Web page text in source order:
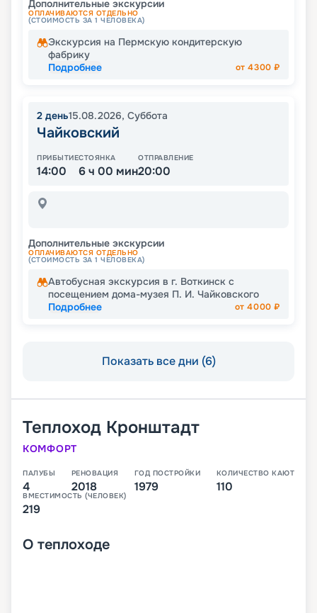
Дополнительные экскурсии
ОПЛАЧИВАЮТСЯ ОТДЕЛЬНО
(СТОИМОСТЬ ЗА 1 ЧЕЛОВЕКА)
Экскурсия на Пермскую кондитерскую
фабрику
Подробнее
от4300 ₽
2 день15.08.2026, Суббота
Чайковский
ПРИБЫТИЕ
14:00
СТОЯНКА
6 ч 00 мин
ОТПРАВЛЕНИЕ
20:00
Дополнительные экскурсии
ОПЛАЧИВАЮТСЯ ОТДЕЛЬНО
(СТОИМОСТЬ ЗА 1 ЧЕЛОВЕКА)
Автобусная экскурсия в г. Воткинск с
посещением дома-музея П. И. Чайковского
Подробнее
от4000 ₽
Показать все дни (6)
Теплоход Кронштадт
КОМФОРТ
ПАЛУБЫ
4
РЕНОВАЦИЯ
2018
ГОД ПОСТРОЙКИ
1979
КОЛИЧЕСТВО КАЮТ
110
ВМЕСТИМОСТЬ (ЧЕЛОВЕК)
219
О теплоходе